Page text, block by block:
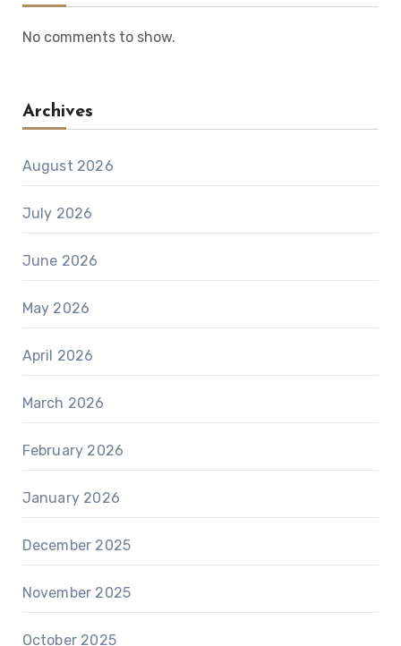
No comments to show.
Archives
August 2026
July 2026
June 2026
May 2026
April 2026
March 2026
February 2026
January 2026
December 2025
November 2025
October 2025